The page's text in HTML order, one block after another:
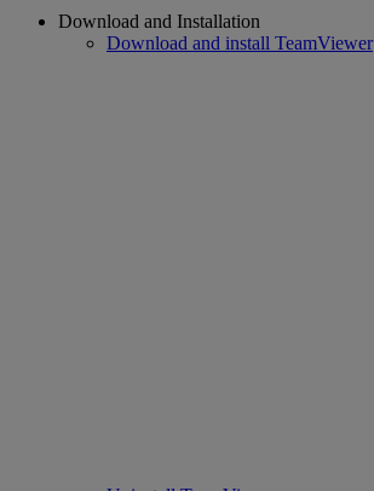
Download and Installation
Download and install TeamViewer